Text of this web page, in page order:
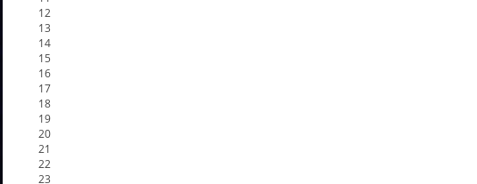
12
13
14
15
16
17
18
19
20
21
22
23